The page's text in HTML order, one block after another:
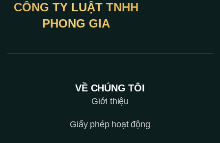
CÔNG TY LUẬT TNHH
PHONG GIA
VỀ CHÚNG TÔI
Giới thiệu
Giấy phép hoạt động